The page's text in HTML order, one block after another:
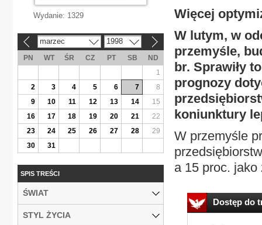
Więcej
W lutym, w
przemyśle,
br. Sprawiły
prognozy
koniunktury
W przemyśle
a 15 proc. jako
Dostęp do
Wydanie: 1329
marzec 1998
PN WT ŚR CZ PT SB
ND
1
2
3 4 5 6 7
8
9
10 11 12 13 14
15
16
17 18 19 20 21
22
23
24 25 26 27 28
29
30
31
SPIS TREŚCI
ŚWIAT
STYL ŻYCIA